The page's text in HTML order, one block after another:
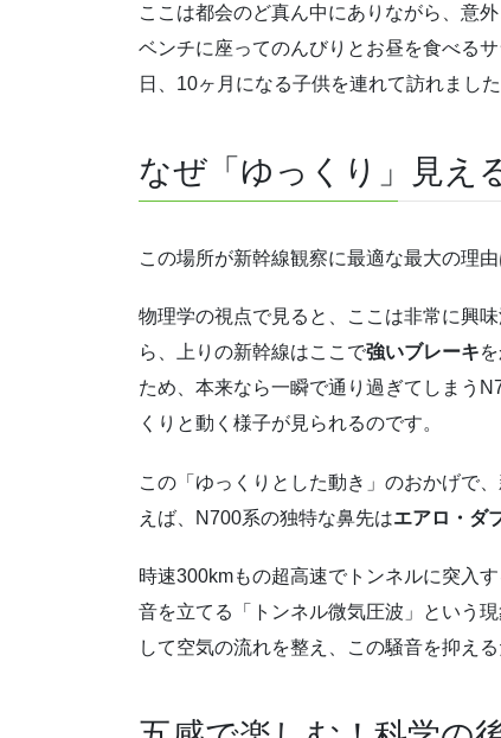
ここは都会のど真ん中にありながら、意
ベンチに座ってのんびりとお昼を食べる
日、10ヶ月になる子供を連れて訪れまし
なぜ「ゆっくり」見え
この場所が新幹線観察に最適な最大の理由
物理学の視点で見ると、ここは非常に興
ら、上りの新幹線はここで強いブレーキ
ため、本来なら一瞬で通り過ぎてしまう
くりと動く様子が見られるのです。
この「ゆっくりとした動き」のおかげで
えば、N700系の独特な鼻先はエアロ・ダ
時速300kmもの超高速でトンネルに突入
音を立てる「トンネル微気圧波」という
して空気の流れを整え、この騒音を抑え